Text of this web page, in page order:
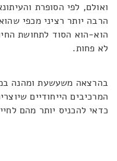
ואולם, לפי הסופרת
הרבה יותר רציני מכפי
הוא-הוא הסוד לתחושת
לא פחות.
המרכיבים הייחודיים
כדאי להכניס יותר מהם